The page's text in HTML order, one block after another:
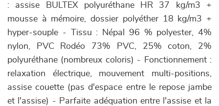
: assise BULTEX polyuréthane HR 37 kg/m3 +
mousse à mémoire, dossier polyéther 18 kg/m3 +
hyper-souple - Tissu : Népal 96 % polyester, 4%
nylon, PVC Rodéo 73% PVC, 25% coton, 2%
polyuréthane (nombreux coloris) - Fonctionnement :
relaxation électrique, mouvement multi-positions,
assise couette (pas d'espace entre le repose jambe
et l'assise) - Parfaite adéquation entre l'assise et la